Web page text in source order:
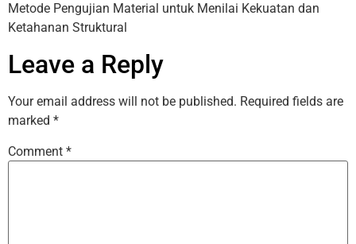
Metode Pengujian Material untuk Menilai Kekuatan dan
Ketahanan Struktural
Leave a Reply
Your email address will not be published. Required fields are
marked *
Comment *